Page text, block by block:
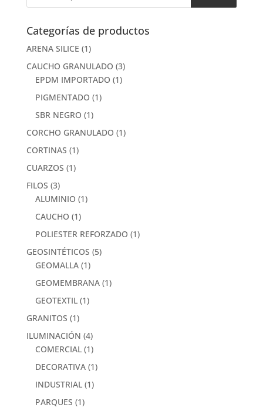
productos
Categorías de productos
ARENA SILICE (1)
CAUCHO GRANULADO (3)
EPDM IMPORTADO (1)
PIGMENTADO (1)
SBR NEGRO (1)
CORCHO GRANULADO (1)
CORTINAS (1)
CUARZOS (1)
FILOS (3)
ALUMINIO (1)
CAUCHO (1)
POLIESTER REFORZADO (1)
GEOSINTÉTICOS (5)
GEOMALLA (1)
GEOMEMBRANA (1)
GEOTEXTIL (1)
GRANITOS (1)
ILUMINACIÓN (4)
COMERCIAL (1)
DECORATIVA (1)
INDUSTRIAL (1)
PARQUES (1)